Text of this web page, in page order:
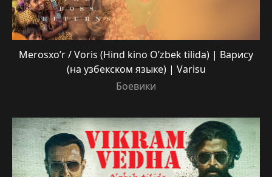
Merosxo’r / Voris (Hind kino O’zbek tilida) | Варису
(на узбекском языке) | Varisu
Боевики